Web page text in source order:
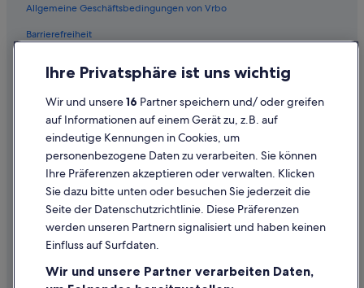
Allgemeine Geschäftsbedingungen von Vrbo
Barrierefreiheit
Rechtliche Hinweise/Kontakt
Inhaltsrichtlinien und Melden von Inhalten
Hilfe
Hilfe
Rückerstattungsprozess und Zeitrahmen
Ihre Privatsphäre ist uns wichtig
Wir und unsere16 Partner speichern und/ oder greifen
auf Informationen auf einem Gerät zu, z.B. auf
eindeutige Kennungen in Cookies, um
personenbezogene Daten zu verarbeiten. Sie können
Ihre Präferenzen akzeptieren oder verwalten. Klicken
Sie dazu bitte unten oder besuchen Sie jederzeit die
Seite der Datenschutzrichtlinie. Diese Präferenzen
werden unseren Partnern signalisiert und haben keinen
Einfluss auf Surfdaten.
Wir und unsere Partner verarbeiten Daten,